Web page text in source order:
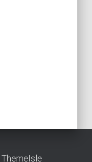
ThemeIsle